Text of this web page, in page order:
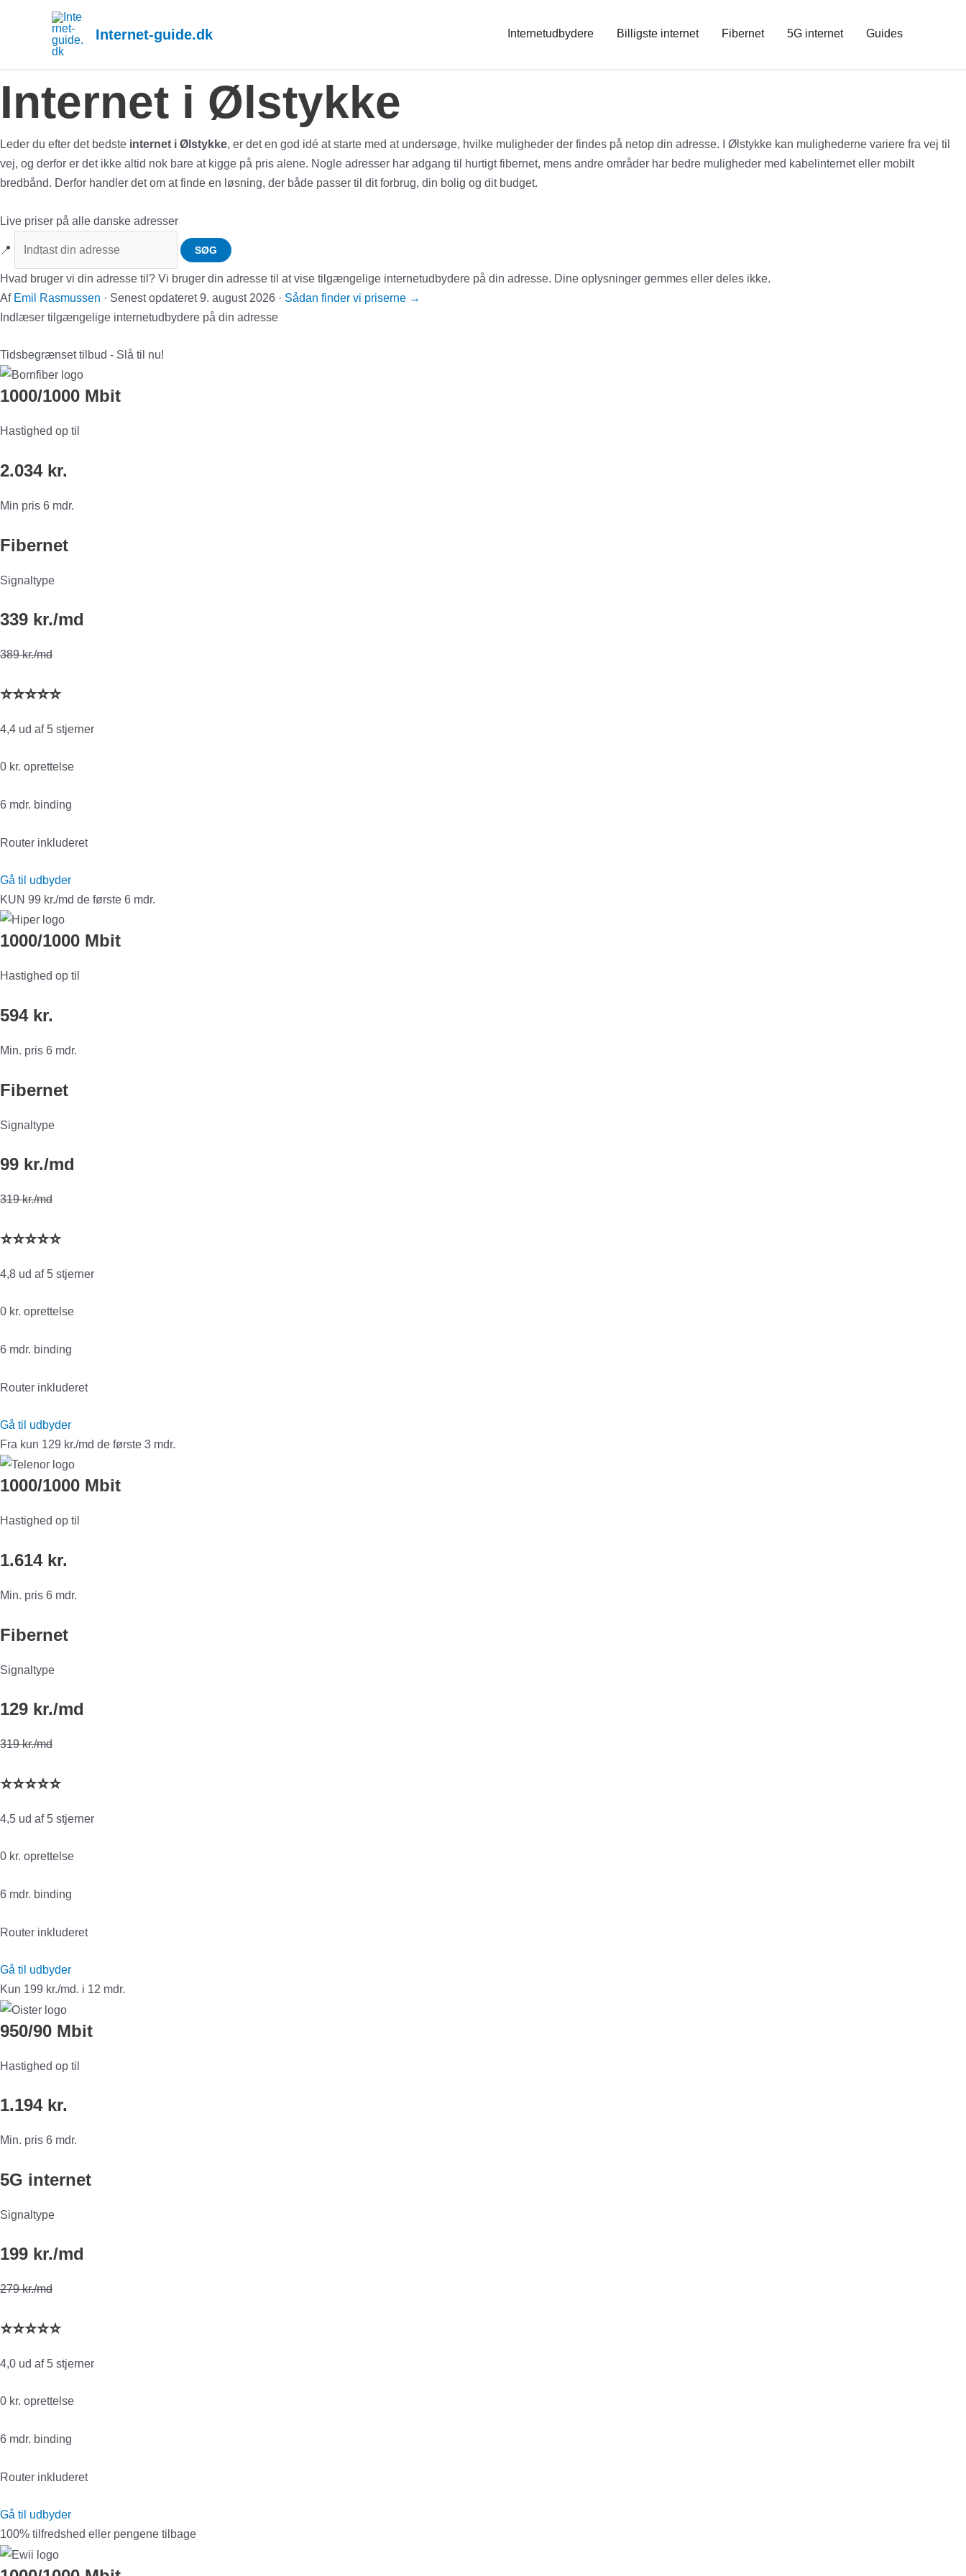
Internet-guide.dk Internetudbydere Billigste internet Fibernet 5G internet Guides
Internet i Ølstykke
Leder du efter det bedste internet i Ølstykke, er det en god idé at starte med at undersøge, hvilke muligheder der findes på netop din adresse. I Ølstykke kan mulighederne variere fra vej til
vej, og derfor er det ikke altid nok bare at kigge på pris alene. Nogle adresser har adgang til hurtigt fibernet, mens andre områder har bedre muligheder med kabelinternet eller mobilt
bredbånd. Derfor handler det om at finde en løsning, der både passer til dit forbrug, din bolig og dit budget.
Live priser på alle danske adresser
📍 SØG
Hvad bruger vi din adresse til? Vi bruger din adresse til at vise tilgængelige internetudbydere på din adresse. Dine oplysninger gemmes eller deles ikke.
Af Emil Rasmussen · Senest opdateret9. august 2026 · Sådan finder vi priserne →
Indlæser tilgængelige internetudbydere på din adresse
Tidsbegrænset tilbud - Slå til nu!
1000/1000 Mbit
Hastighed op til
2.034 kr.
Min pris 6 mdr.
Fibernet
Signaltype
339 kr./md
389 kr./md
⭐⭐⭐⭐⭐
4,4 ud af 5 stjerner
0 kr. oprettelse
6 mdr. binding
Router inkluderet
Gå til udbyder
KUN 99 kr./md de første 6 mdr.
1000/1000 Mbit
Hastighed op til
594 kr.
Min. pris 6 mdr.
Fibernet
Signaltype
99 kr./md
319 kr./md
⭐⭐⭐⭐⭐
4,8 ud af 5 stjerner
0 kr. oprettelse
6 mdr. binding
Router inkluderet
Gå til udbyder
Fra kun 129 kr./md de første 3 mdr.
1000/1000 Mbit
Hastighed op til
1.614 kr.
Min. pris 6 mdr.
Fibernet
Signaltype
129 kr./md
319 kr./md
⭐⭐⭐⭐⭐
4,5 ud af 5 stjerner
0 kr. oprettelse
6 mdr. binding
Router inkluderet
Gå til udbyder
Kun 199 kr./md. i 12 mdr.
950/90 Mbit
Hastighed op til
1.194 kr.
Min. pris 6 mdr.
5G internet
Signaltype
199 kr./md
279 kr./md
⭐⭐⭐⭐⭐
4,0 ud af 5 stjerner
0 kr. oprettelse
6 mdr. binding
Router inkluderet
Gå til udbyder
100% tilfredshed eller pengene tilbage